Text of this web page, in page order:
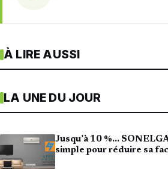
À LIRE AUSSI
LA UNE DU JOUR
Jusqu’à 10 %…
simple pour réduire sa